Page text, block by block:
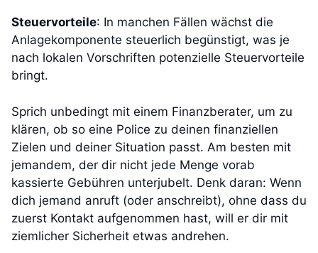
Steuervorteile: In manchen Fällen wächst die
Anlagekomponente steuerlich begünstigt, was je
nach lokalen Vorschriften potenzielle Steuervorteile
bringt.
Sprich unbedingt mit einem Finanzberater, um zu
klären, ob so eine Police zu deinen finanziellen
Zielen und deiner Situation passt. Am besten mit
jemandem, der dir nicht jede Menge vorab
kassierte Gebühren unterjubelt. Denk daran: Wenn
dich jemand anruft (oder anschreibt), ohne dass du
zuerst Kontakt aufgenommen hast, will er dir mit
ziemlicher Sicherheit etwas andrehen.